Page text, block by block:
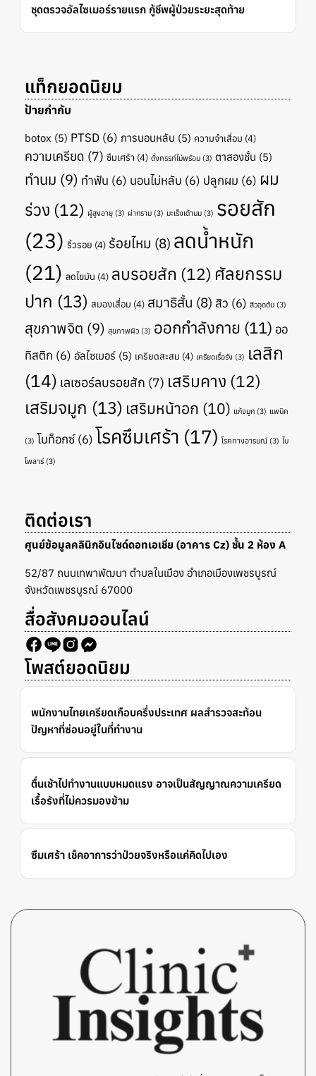
ชุดตรวจอัลไซเมอร์รายแรก กู้ชีพผู้ป่วยระยะสุดท้าย
แท็กยอดนิยม
ป้ายกำกับ
botox (5) PTSD (6) การนอนหลับ (5) ความจำเสื่อม (4)
ความเครียด (7) ซึมเศร้า (4) ตั้งครรภ์ไม่พร้อม (3) ตาสองชั้น (5)
ทำนม (9) ทำฟัน (6) นอนไม่หลับ (6) ปลูกผม (6) ผม
ร่วง (12) ผู้สูงอายุ (3) ผ่ากราม (3) มะเร็งเต้านม (3) รอยสัก
(23) ริ้วรอย (4) ร้อยไหม (8) ลดน้ำหนัก
(21) ลดไขมัน (4) ลบรอยสัก (12) ศัลยกรรม
ปาก (13) สมองเสื่อม (4) สมาธิสั้น (8) สิว (6) สิวอุดตัน (3)
สุขภาพจิต (9) สุขภาพผิว (3) ออกกำลังกาย (11) ออ
ทิสติก (6) อัลไซเมอร์ (5) เครียดสะสม (4) เครียดเรื้อรัง (3) เลสิก
(14) เลเซอร์ลบรอยสัก (7) เสริมคาง (12)
เสริมจมูก (13) เสริมหน้าอก (10) แก้จมูก (3) แพนิค
(3) โบท็อกซ์(6) โรคซึมเศร้า (17) โรคทางอารมณ์ (3) ไบ
โพลาร์(3)
ติดต่อเรา
ศูนย์ข้อมูลคลินิกอินไซด์ดอทเอเชีย (อาคาร Cz) ชั้น 2 ห้อง A
52/87 ถนนเทพาพัฒนา ตำบลในเมือง อำเภอเมืองเพชรบูรณ์
จังหวัดเพชรบูรณ์ 67000
สื่อสังคมออนไลน์
โพสต์ยอดนิยม
พนักงานไทยเครียดเกือบครึ่งประเทศ ผลสำรวจสะท้อน
ปัญหาที่ซ่อนอยู่ในที่ทำงาน
ตื่นเช้าไปทำงานแบบหมดแรง อาจเป็นสัญญาณความเครียด
เรื้อรังที่ไม่ควรมองข้าม
ซึมเศร้า เช็คอาการว่าป่วยจริงหรือแค่คิดไปเอง